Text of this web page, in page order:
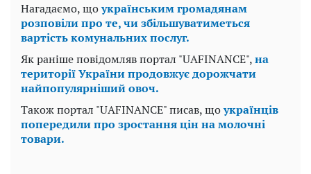
Нагадаємо, щоукраїнським громадянам
розповіли про те, чи збільшуватиметься
вартість комунальних послуг.
Як раніше повідомляв портал "UAFINANCE",на
території України продовжує дорожчати
найпопулярніший овоч.
Також портал "UAFINANCE" писав, щоукраїнців
попередили про зростання цін на молочні
товари.